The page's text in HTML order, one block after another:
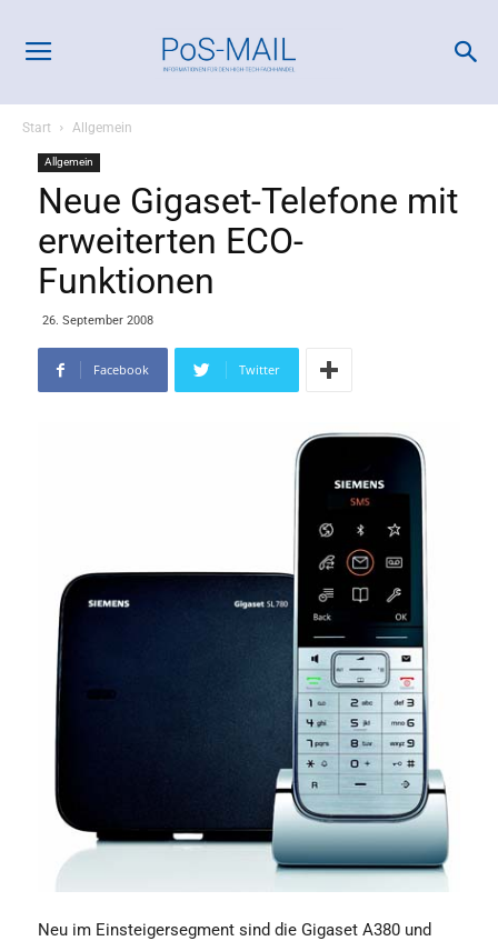
Start Allgemein
Allgemein
Neue Gigaset-Telefone mit
erweiterten ECO-
Funktionen
26. September 2008
Facebook Twitter
Neu im Einsteigersegment sind die Gigaset A380 und